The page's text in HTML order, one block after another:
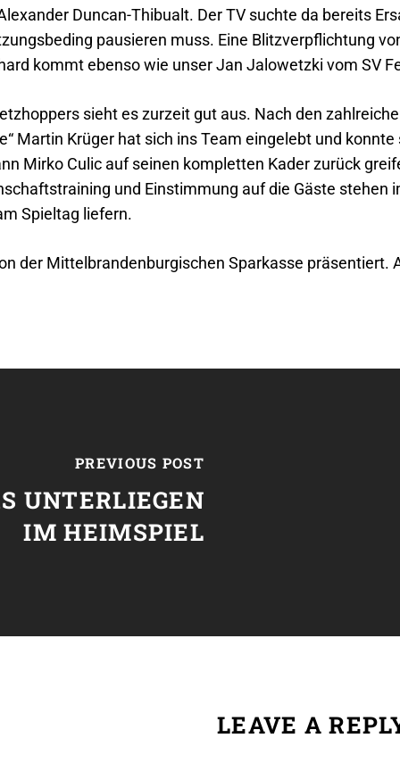
Duncan-Thibualt. Der TV suchte da bereits
pausieren muss. Eine Blitzverpflichtung
kommt ebenso wie unser Jan Jalowetzki vom SV
sieht es zurzeit gut aus. Nach den
Martin Krüger hat sich ins Team eingelebt und
Mirko Culic auf seinen kompletten Kader zurück
und Einstimmung auf die Gäste stehen
Spieltag liefern.
der Mittelbrandenburgischen Sparkasse präsentiert.
PREVIOUS POST
UNTERLIEGEN
IM HEIMSPIEL
LEAVE A